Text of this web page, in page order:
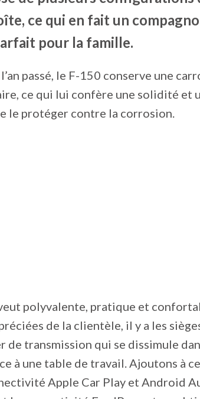
ce qui en fait un
pour la famille.
passé, le F-150 conserve une
ce qui lui confère une solidité et
le protéger contre la corrosion.
polyvalente, pratique et
de la clientèle, il y a les
transmission qui se dissimule
à une table de travail. Ajoutons à
Apple Car Play et Android